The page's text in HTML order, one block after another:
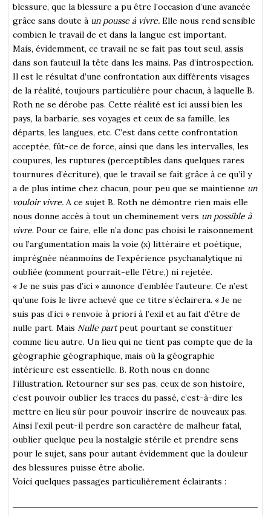
blessure, que la blessure a pu être l’occasion d’une avancée
grâce sans doute à un pousse à vivre.Elle nous rend sensible
combien le travail de et dans la langue est important.
Mais, évidemment, ce travail ne se fait pas tout seul, assis
dans son fauteuil la tête dans les mains. Pas d’introspection.
Il est le résultat d’une confrontation aux différents visages
de la réalité, toujours particulière pour chacun, à laquelle B.
Roth ne se dérobe pas. Cette réalité est ici aussi bien les
pays, la barbarie, ses voyages et ceux de sa famille, les
départs, les langues, etc. C’est dans cette confrontation
acceptée, fût-ce de force, ainsi que dans les intervalles, les
coupures, les ruptures (perceptibles dans quelques rares
tournures d’écriture), que le travail se fait grâce à ce qu’il y
a de plus intime chez chacun, pour peu que se maintienne un
vouloir vivre. A ce sujet B. Roth ne démontre rien mais elle
nous donne accès à tout un cheminement vers un possible à
vivre. Pour ce faire, elle n’a donc pas choisi le raisonnement
ou l’argumentation mais la voie (x) littéraire et poétique,
imprégnée néanmoins de l’expérience psychanalytique ni
oubliée (comment pourrait-elle l’être,) ni rejetée.
« Je ne suis pas d’ici » annonce d’emblée l’auteure. Ce n’est
qu’une fois le livre achevé que ce titre s’éclairera. « Je ne
suis pas d’ici » renvoie à priori à l’exil et au fait d’être de
nulle part. Mais Nulle partpeut pourtant se constituer
comme lieu autre. Un lieu qui ne tient pas compte que de la
géographie géographique, mais où la géographie
intérieure est essentielle. B. Roth nous en donne
l’illustration. Retourner sur ses pas, ceux de son histoire,
c’est pouvoir oublier les traces du passé, c’est-à-dire les
mettre en lieu sûr pour pouvoir inscrire de nouveaux pas.
Ainsi l’exil peut-il perdre son caractère de malheur fatal,
oublier quelque peu la nostalgie stérile et prendre sens
pour le sujet, sans pour autant évidemment que la douleur
des blessures puisse être abolie.
Voici quelques passages particulièrement éclairants :